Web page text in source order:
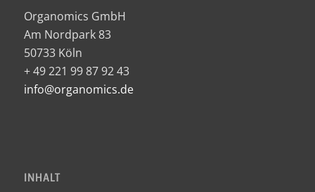
Organomics GmbH
Am Nordpark 83
50733 Köln
+ 49 221 99 87 92 43
info@organomics.de
INHALT